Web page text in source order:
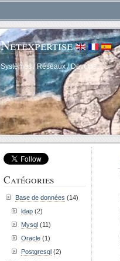
Netexpertise
Systèmes / Réseaux / DevOps
Catégories
Base de données (14)
ldap (2)
Mysql (11)
Oracle (1)
Postgresql (2)